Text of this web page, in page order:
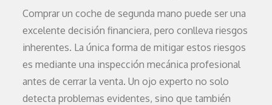
Comprar un coche de segunda mano puede ser una
excelente decisión financiera, pero conlleva riesgos
inherentes. La única forma de mitigar estos riesgos
es mediante una inspección mecánica profesional
antes de cerrar la venta. Un ojo experto no solo
detecta problemas evidentes, sino que también